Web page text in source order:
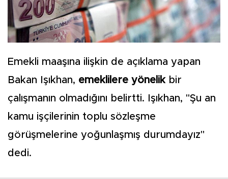
Emekli maaşına ilişkin de açıklama yapan
Bakan Işıkhan, emeklilere yönelikbir
çalışmanın olmadığını belirtti. Işıkhan, "Şu an
kamu işçilerinin toplu sözleşme
görüşmelerine yoğunlaşmış durumdayız"
dedi.